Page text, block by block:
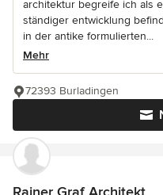
architektur begreife ich als
ständiger entwicklung
in der antike formulierten...
Mehr
72393 Burladingen